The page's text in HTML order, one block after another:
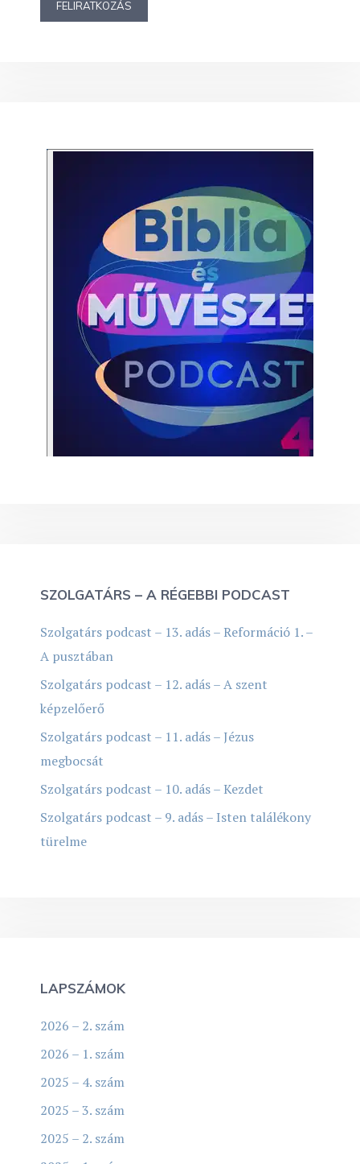
SZOLGATÁRS – A RÉGEBBI PODCAST
Szolgatárs podcast – 13. adás – Reformáció 1. –
A pusztában
Szolgatárs podcast – 12. adás – A szent
képzelőerő
Szolgatárs podcast – 11. adás – Jézus
megbocsát
Szolgatárs podcast – 10. adás – Kezdet
Szolgatárs podcast – 9. adás – Isten találékony
türelme
LAPSZÁMOK
2026 – 2. szám
2026 – 1. szám
2025 – 4. szám
2025 – 3. szám
2025 – 2. szám